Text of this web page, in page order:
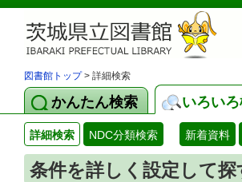
図書館トップ> 詳細検索
かんたん検索 いろい
詳細検索 NDC分類検索 新着資料
条件を詳しく設定して探